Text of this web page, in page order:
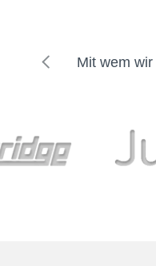
Mit wem